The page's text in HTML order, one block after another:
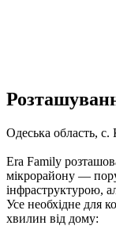
Одеська область, с.
Era Family
мікрорайону —
інфраструктурою,
Усе необхідне для
хвилин від дому: